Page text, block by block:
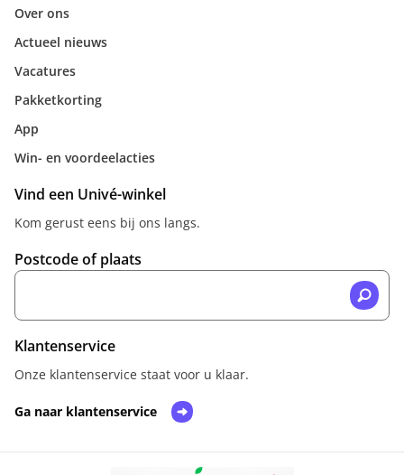
Over ons
Actueel nieuws
Vacatures
Pakketkorting
App
Win- en voordeelacties
Vind een Univé-winkel
Kom gerust eens bij ons langs.
Postcode of plaats
Klantenservice
Onze klantenservice staat voor u klaar.
Ga naar klantenservice